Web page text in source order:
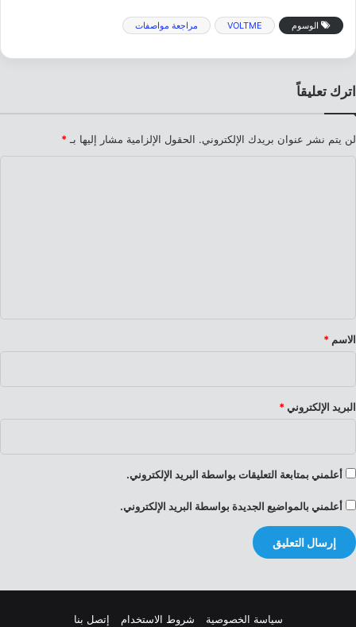
الوسوم VOLTME مراجعة مواصفات
اترك تعليقاً
لن يتم نشر عنوان بريدك الإلكتروني. الحقول الإلزامية مشار إليها بـ *
*
الاسم *
البريد الإلكتروني *
أعلمني بمتابعة التعليقات بواسطة البريد الإلكتروني.
أعلمني بالمواضيع الجديدة بواسطة البريد الإلكتروني.
سياسة الخصوصية شروط الاستخدام إتصل بنا